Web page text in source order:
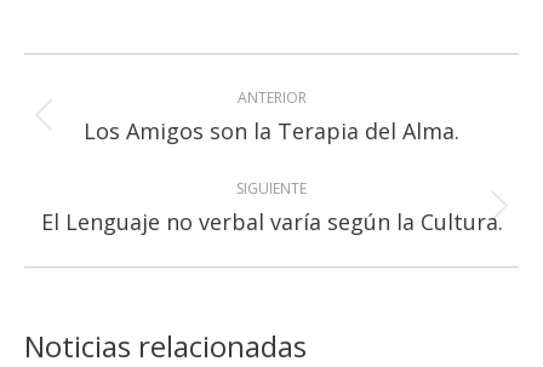
entre
ANTERIOR
Publicación
Los Amigos son la Terapia del Alma.
SIGUIENTE
Publicación
El Lenguaje no verbal varía según la Cultura.
Noticias relacionadas